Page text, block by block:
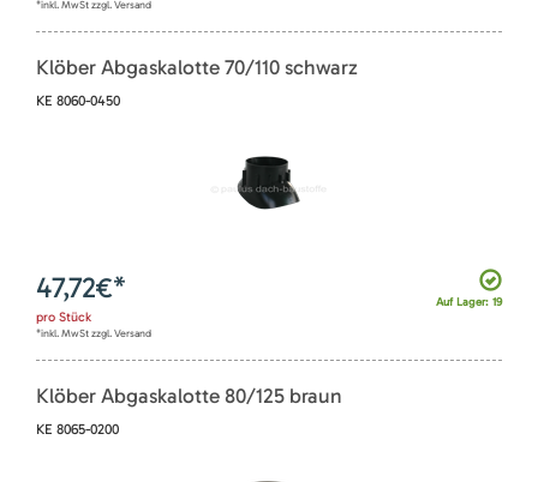
*inkl. MwSt zzgl. Versand
Klöber Abgaskalotte 70/110 schwarz
KE 8060-0450
Auf Lager: 19
47,72€*
pro Stück
*inkl. MwSt zzgl. Versand
Klöber Abgaskalotte 80/125 braun
KE 8065-0200